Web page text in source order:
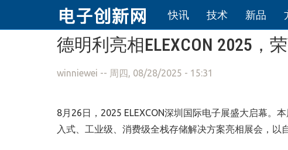
跳转到主要内容
快讯 技术 新品
德明利亮相ELEXCON 2025，
winniewei -- 周四, 08/28/2025 - 15:31
8月26日，2025 ELEXCON深圳国际电子展盛大启幕。
入式、工业级、消费级全栈存储解决方案亮相展会，以